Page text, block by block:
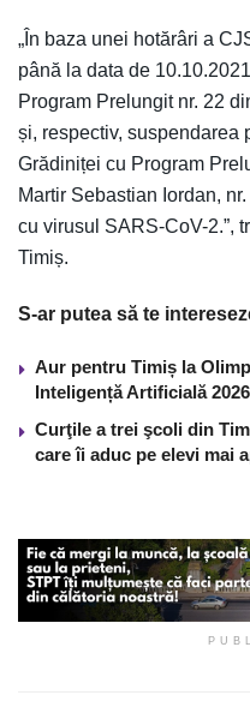
„În baza unei hotărâri a
până la data de
Program Prelungit nr. 22
și, respectiv, suspendarea
Grădiniței cu Program
Martir Sebastian Iordan,
cu virusul SARS-CoV-2.”,
Timiș.
S-ar putea să te
Aur pentru Timiș la
Inteligență Artificială 2026
Curţile a trei şcoli din
care îi aduc pe elevi mai